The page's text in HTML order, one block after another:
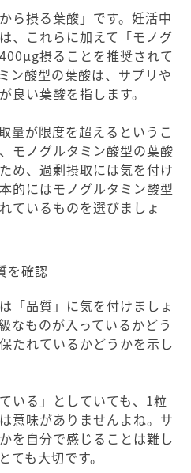
ら摂る葉酸」です。妊活中
、これらに加えて「モノグ
摂ることを推奨されて
ン酸型の葉酸は、サプリや
良い葉酸を指します。
量が限度を超えるというこ
モノグルタミン酸型の葉酸
め、過剰摂取には気を付け
的にはモノグルタミン酸型
ているものを選びましょ
を確認
「品質」に気を付けましょ
なものが入っているかどう
たれているかどうかを示し
いる」としていても、1粒
意味がありませんよね。サ
を自分で感じることは難し
ても大切です。